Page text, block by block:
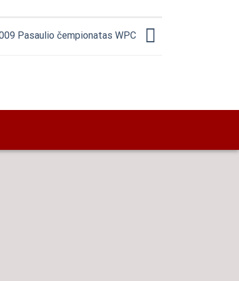
Pasaulio čempionatas WPC